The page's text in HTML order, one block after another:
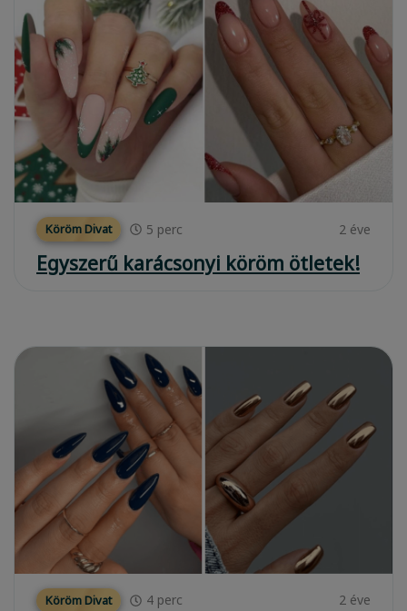
Köröm Divat 5 perc 2 éve
Egyszerű karácsonyi köröm ötletek!
Köröm Divat 4 perc 2 éve